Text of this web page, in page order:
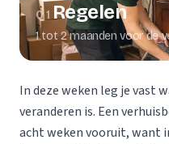
01 Regelen
1 tot 2 maanden voor de
In deze weken leg je vast
veranderen is. Een
acht weken vooruit, want